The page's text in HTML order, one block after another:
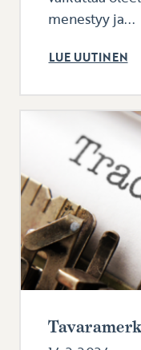
menestyy ja...
LUE UUTINEN